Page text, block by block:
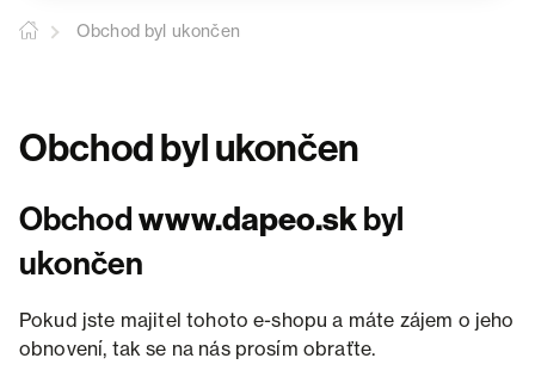
Obchod byl ukončen
Obchod byl ukončen
Obchodwww.dapeo.skbyl
ukončen
Pokud jste majitel tohoto e-shopu a máte zájem o jeho
obnovení, tak se na nás prosím obraťte.